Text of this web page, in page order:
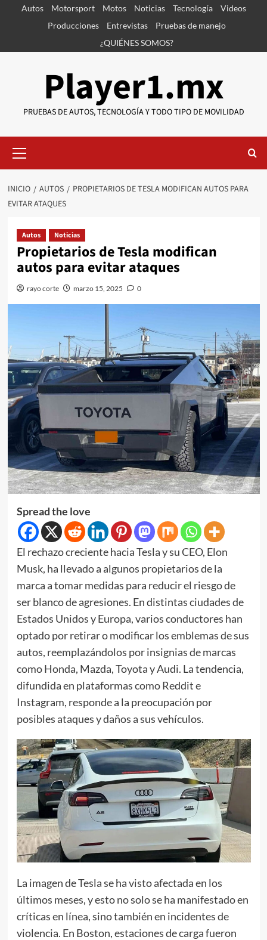
SaltarAutos Motorsport Motos Noticias Tecnología
Videos
Producciones
Entrevistas
Pruebas de manejo
¿QUIÉNES SOMOS?
Player1.mx
PRUEBAS DE AUTOS, TECNOLOGÍA Y TODO TIPO DE MOVILIDAD
primario
INICIO AUTOS
PROPIETARIOS DE TESLA MODIFICAN AUTOS PARA
EVITAR ATAQUES
Autos Noticias
Propietarios de Tesla modifican
autos para evitar ataques
rayo corte marzo 15, 2025 0
Spread the love
El rechazo creciente hacia Tesla y su CEO, Elon
Musk, ha llevado a algunos propietarios de la
marca a tomar medidas para reducir el riesgo de
ser blanco de agresiones. En distintas ciudades de
Estados Unidos y Europa, varios conductores han
optado por retirar o modificar los emblemas de sus
autos, reemplazándolos por insignias de marcas
como Honda, Mazda, Toyota y Audi. La tendencia,
difundida en plataformas como Reddit e
Instagram, responde a la preocupación por
posibles ataques y daños a sus vehículos.
La imagen de Tesla se ha visto afectada en los
últimos meses, y esto no solo se ha manifestado en
críticas en línea, sino también en incidentes de
violencia. En Boston, estaciones de carga fueron